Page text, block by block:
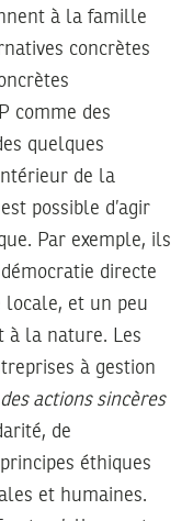
à la famille
concrètes
comme des
quelques
de la
possible d’agir
Par exemple, ils
directe
locale, et un peu
à la nature. Les
à gestion
des actions sincères
de
éthiques
et humaines.